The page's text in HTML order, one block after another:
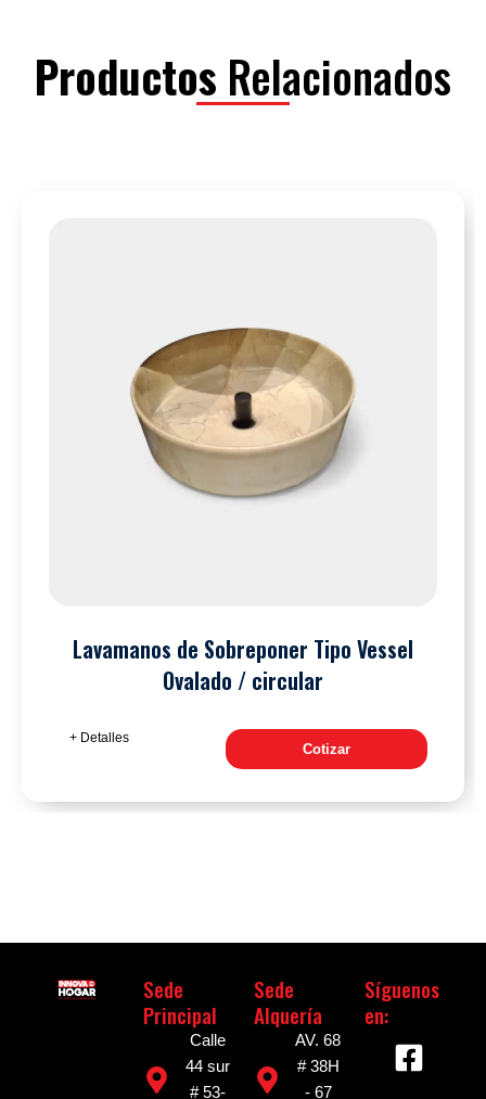
Productos Relacionados
Lavamanos de Sobreponer Tipo Vessel
Ovalado / circular
+ Detalles
Cotizar
Sede
Principal
Calle
44 sur
# 53-
Sede
Alquería
AV. 68
# 38H
- 67
Síguenos
en:
F
a
I
n